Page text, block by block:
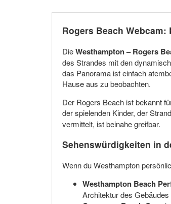
Rogers Beach
DieWesthampton – Rogers
des Strandes mit den
das Panorama ist einfach
Hause aus zu beobachten.
Der Rogers Beach ist bekannt
der spielenden Kinder, der
vermittelt, ist beinahe greifbar.
Sehenswürdigkeiten in
Wenn du Westhampton
Westhampton Beach
Architektur des